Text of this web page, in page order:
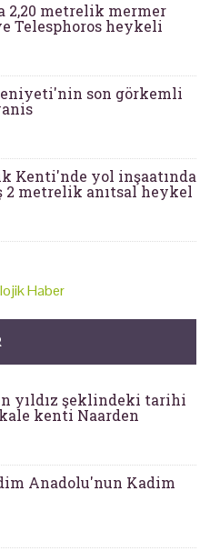
2,20 metrelik mermer
Telesphoros heykeli
son görkemli
Kenti'nde yol inşaatında
2 metrelik anıtsal heykel
yıldız şeklindeki tarihi
kenti Naarden
Anadolu'nun Kadim